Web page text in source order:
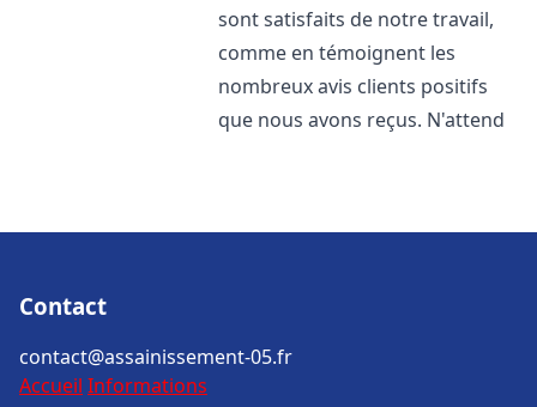
sont satisfaits de notre travail,
comme en témoignent les
nombreux avis clients positifs
que nous avons reçus. N'attend
Contact
contact@assainissement-05.fr
Accueil Informations